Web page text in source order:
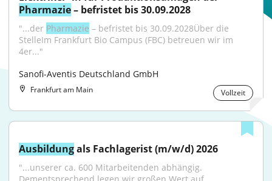
Pharmazie – befristet bis 30.09.2028
"...der Pharmazie – befristet bis 30.09.2028Über die
StelleIm Frankfurt Bio Campus (FBC) betreuen wir im
4er..."
Sanofi-Aventis Deutschland GmbH
Frankfurt am Main Vollzeit
Ausbildung als Fachlagerist (m/w/d) 2026
"...unserer ca. 600 Mitarbeitenden abhängig.